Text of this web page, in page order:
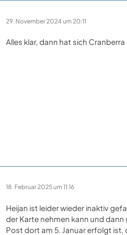
29. November 2024 um 20:11
Alles klar, dann hat sich
18. Februar 2025 um 11:16
Heijan ist leider wieder inaktiv
der Karte nehmen kann und
Post dort am 5. Januar erfolgt ist,